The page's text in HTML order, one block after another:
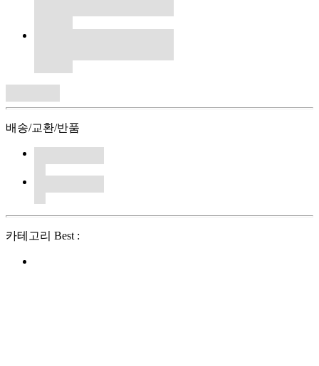
배송/교환/반품
카테고리 Best :